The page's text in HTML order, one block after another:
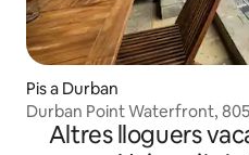
Pis a Durban
Durban Point Waterfront,
Altres lloguers